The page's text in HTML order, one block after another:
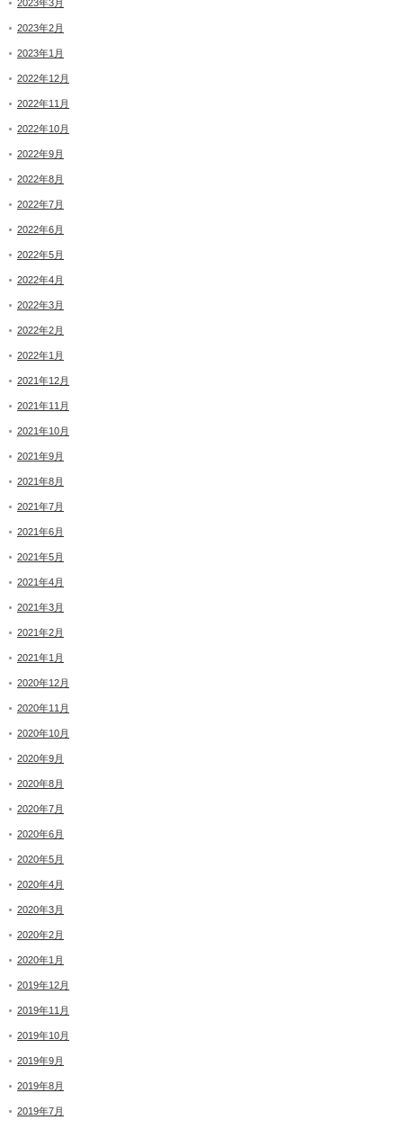
2023年3月
2023年2月
2023年1月
2022年12月
2022年11月
2022年10月
2022年9月
2022年8月
2022年7月
2022年6月
2022年5月
2022年4月
2022年3月
2022年2月
2022年1月
2021年12月
2021年11月
2021年10月
2021年9月
2021年8月
2021年7月
2021年6月
2021年5月
2021年4月
2021年3月
2021年2月
2021年1月
2020年12月
2020年11月
2020年10月
2020年9月
2020年8月
2020年7月
2020年6月
2020年5月
2020年4月
2020年3月
2020年2月
2020年1月
2019年12月
2019年11月
2019年10月
2019年9月
2019年8月
2019年7月